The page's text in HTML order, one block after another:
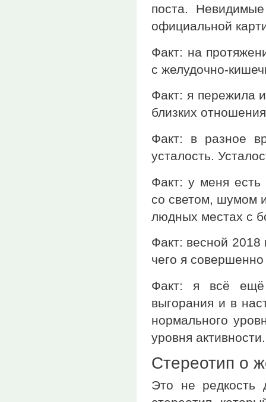
поста.
официальной
Факт: на
с желудочно-
Факт: я пережила
близких
Факт: в разное
усталость.
Факт: у меня есть
со светом, шумом
людных местах с
Факт: весной 2018
чего я
Факт: я всё ещё
выгорания и в
нормального
уровня активности.
Стереотип о
Это не